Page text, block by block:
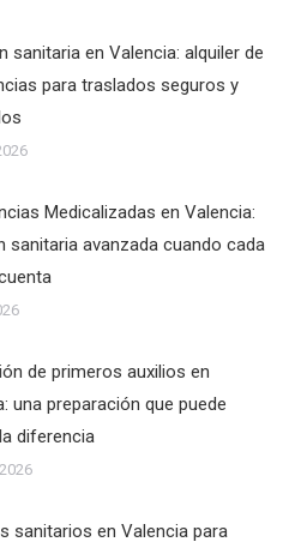
sanitaria en Valencia: alquiler de
para traslados seguros y
Medicalizadas en Valencia:
sanitaria avanzada cuando cada
de primeros auxilios en
una preparación que puede
diferencia
sanitarios en Valencia para